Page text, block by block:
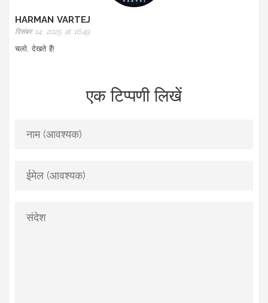
HARMAN VARTEJ
दिसंबर 14, 2025 at 16:49
चलो, देखते हैं!
एक टिप्पणी लिखें